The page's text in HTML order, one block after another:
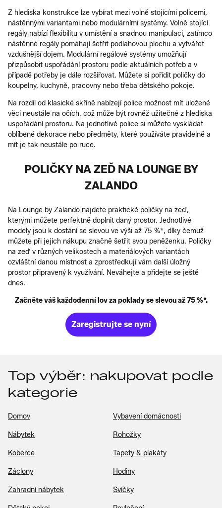
Z hlediska konstrukce lze vybírat mezi volně stojícími policemi,
nástěnnými variantami nebo modulárními systémy. Volně stojící
regály nabízí flexibilitu v umístění a snadnou manipulaci, zatímco
nástěnné regály pomáhají šetřit podlahovou plochu a vytvářet
vzdušnější dojem. Modulární regálové systémy umožňují
přizpůsobit uspořádání prostoru podle aktuálních potřeb a v
případě potřeby je dále rozšiřovat. Můžete si pořídit poličky do
koupelny, kuchyně, pracovny nebo třeba dětského pokoje.
Na rozdíl od klasické skříně nabízejí police možnost mít uložené
věci neustále na očích, což může být rovněž užitečné z hlediska
uspořádání prostoru. Na jednotlivé police si můžete vyskládat
oblíbené dekorace nebo předměty, které používáte pravidelně a
mít je tak neustále po ruce.
POLIČKY NA ZEĎ NA LOUNGE BY
ZALANDO
Na Lounge by Zalando najdete praktické poličky na zeď,
kterými můžete perfektně doplnit daný prostor. Jednotlivé
modely jsou k dostání se slevou ve výši až 75 %*, díky čemuž
můžete při jejich nákupu značně šetřit svou peněženku. Poličky
na zeď v různých velikostech a materiálových variantách
ozvláštní danou místnost a zprostředkují vám další úložný
prostor připravený k využívání. Neváhejte a přidejte se ještě
dnes.
Začněte váš každodenní lov za poklady se slevou až 75 %*.
Zaregistrujte se nyní
Top výběr: nakupovat podle
kategorie
Domov Vybavení domácnosti
Nábytek Rohožky
Koberce Tapety & plakáty
Záclony Hodiny
Zahradní nábytek Svíčky